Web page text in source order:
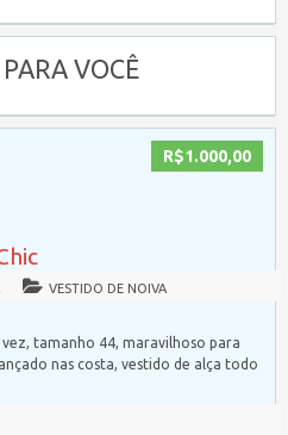
VOCÊ
R$1.000,00
VESTIDO DE NOIVA
tamanho 44, maravilhoso para
nas costa, vestido de alça todo